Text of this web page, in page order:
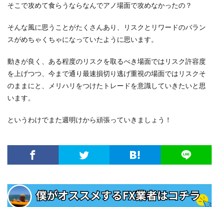
そこで攻めて食らうならなんでアノ場面で攻めなかったの？
そんな風に思うことがたくさんあり、リスクとリワードのバラン
スがめちゃくちゃになっていたように思います。
動きが良く、ある程度のリスクを取るべき場面ではリスク許容度
を上げつつ、今まで通り最速損切り逃げ重視の場面ではリスクそ
のままにと、メリハリをつけたトレードを意識していきたいと思
います。
というわけでまた週明けから頑張っていきましょう！